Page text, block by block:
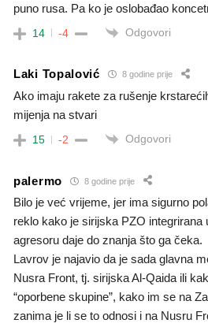
puno rusa. Pa ko je oslobađao
14 -4 Odgovori
Laki Topalović 8 godine prije
Ako imaju rakete za rušenje
mijenja na stvari
15 -2 Odgovori
palermo 8 godine prije
Bilo je već vrijeme, jer ima sigurno
reklo kako je sirijska PZO
agresoru daje do znanja što ga čeka.
Lavrov je najavio da je sada glavna
Nusra Front, tj. sirijska Al-Qaida ili
“oporbene skupine”, kako im se na
zanima je li se to odnosi i na Nusru